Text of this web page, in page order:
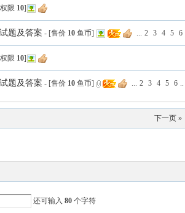
限 10]
题及答案 - [售价 10 鱼币] ... 2 3 4 5 6
限 10]
题及答案 - [售价 10 鱼币] ... 2 3 4 5 6 ..
下一页 »
还可输入80 个字符